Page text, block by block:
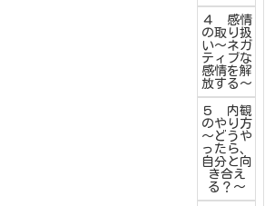
４ 感情
の取り扱
い～ネガ
ティブな
感情を解
放する～
５ 内観
のやり方
～どうや
ったら、
自分と向
き合え
る？～